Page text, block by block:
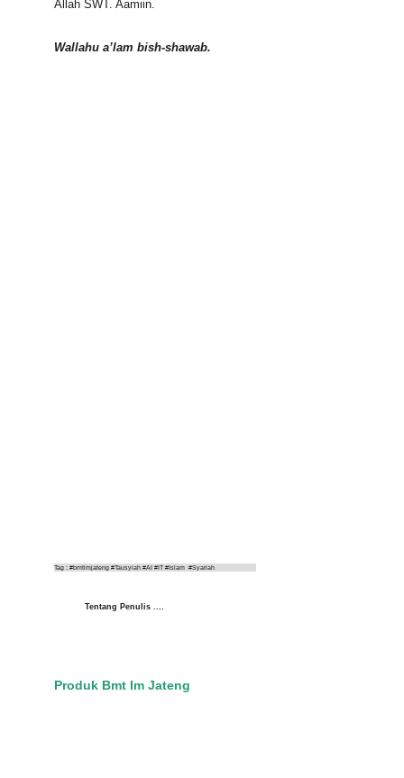
Tag : #bmtimjateng #Tausyiah #AI #IT #Islam  #Syariah
Produk Bmt Im Jateng
Allah SWT. Aamiin.
Wallahu a’lam bish-shawab.
Tentang Penulis ....